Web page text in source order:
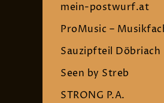
mein-postwurf.at
ProMusic –
Sauzipfteil Döbriach
Seen by Streb
STRONG P.A.